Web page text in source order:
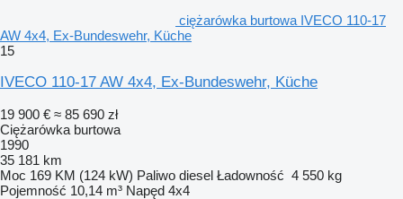
ciężarówka burtowa IVECO 110-17
AW 4x4, Ex-Bundeswehr, Küche
15
IVECO 110-17 AW 4x4, Ex-Bundeswehr, Küche
19 900 € ≈ 85 690 zł
Ciężarówka burtowa
1990
35 181 km
Moc 169 KM (124 kW) Paliwo diesel Ładowność 4 550 kg
Pojemność 10,14 m³ Napęd 4x4